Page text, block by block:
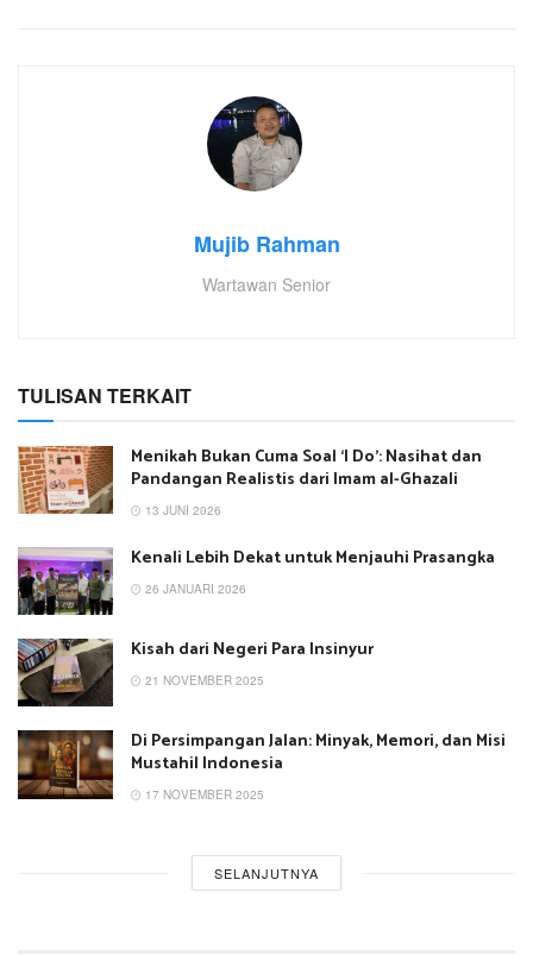
Mujib Rahman
Wartawan Senior
TULISAN TERKAIT
Menikah Bukan Cuma Soal ‘I Do’: Nasihat dan
Pandangan Realistis dari Imam al-Ghazali
13 JUNI 2026
Kenali Lebih Dekat untuk Menjauhi Prasangka
26 JANUARI 2026
Kisah dari Negeri Para Insinyur
21 NOVEMBER 2025
Di Persimpangan Jalan: Minyak, Memori, dan Misi
Mustahil Indonesia
17 NOVEMBER 2025
SELANJUTNYA